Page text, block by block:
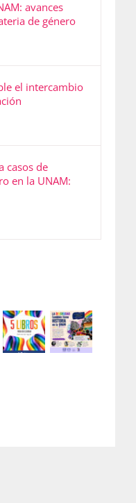
avances
de género
el intercambio
casos de
en la UNAM: